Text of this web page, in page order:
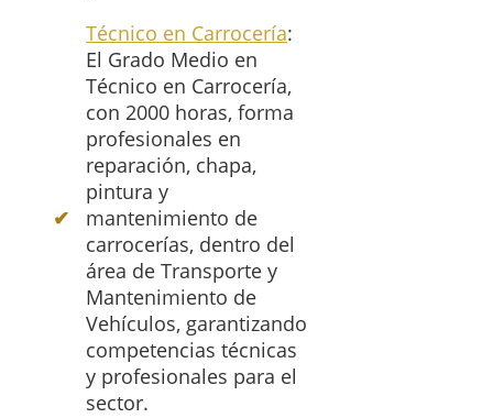
Técnico en Carrocería:
El Grado Medio en
Técnico en Carrocería,
con 2000 horas, forma
profesionales en
reparación, chapa,
pintura y
mantenimiento de
carrocerías, dentro del
área de Transporte y
Mantenimiento de
Vehículos, garantizando
competencias técnicas
y profesionales para el
sector.